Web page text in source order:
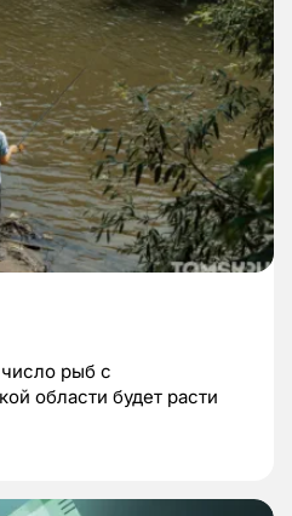
рыб с
области будет расти